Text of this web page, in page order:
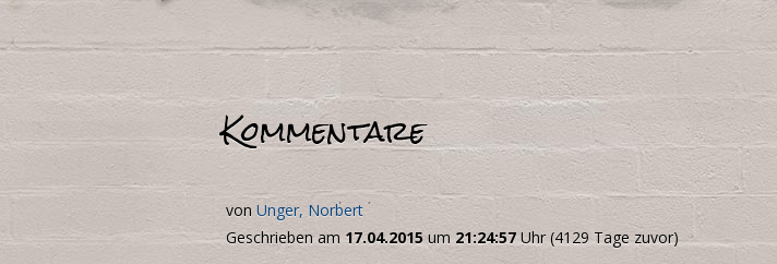
Kommentare
von Unger, Norbert
Geschrieben am 17.04.2015 um 21:24:57 Uhr (4129 Tage zuvor)